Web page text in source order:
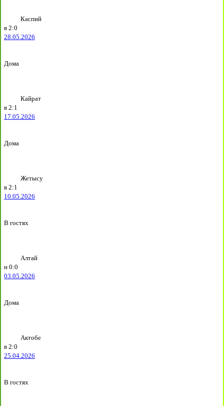
Каспий
в 2:0
28.05.2026
Дома
Кайрат
в 2:1
17.05.2026
Дома
Жетысу
в 2:1
10.05.2026
В гостях
Алтай
н 0:0
03.05.2026
Дома
Актобе
в 2:0
25.04.2026
В гостях